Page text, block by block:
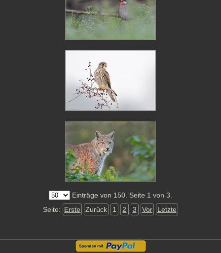
Einträge von 150. Seite 1 von 3.
Seite: Erste Zurück 1 2 3 Vor Letzte